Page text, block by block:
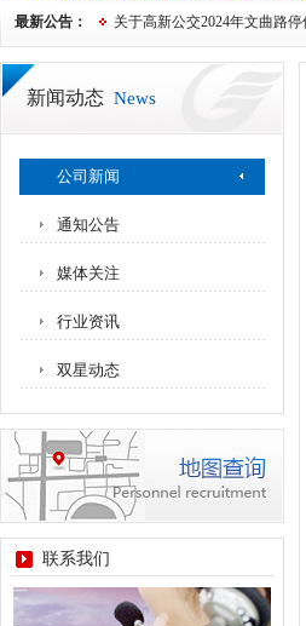
最新公告： 关于高新公交2024年文曲路
新闻动态 News
公司新闻
通知公告
媒体关注
行业资讯
双星动态
联系我们